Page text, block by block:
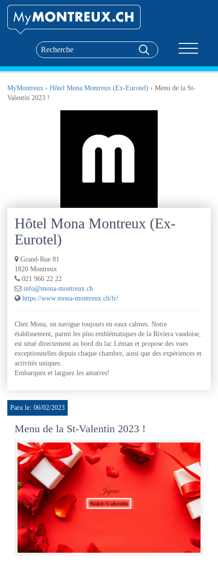
MyMontreux › Hôtel Mona Montreux (Ex-Eurotel) › Menu de la St-
Valentin 2023 !
Hôtel Mona Montreux (Ex-
Eurotel)
Grand-Rue 81
1820 Montreux
021 966 22 22
info@mona-montreux.ch
https://www.mona-montreux.ch/fr/
Chez Mona, on navigue toujours en eaux calmes. Notre
établissement, parmi les plus emblématiques de la Riviera vaudoise,
est situé directement au bord du lac Léman et propose des vues
exceptionnelles depuis chaque chambre, ainsi que des expériences et
activités uniques.
Embarquez et larguez les amarres!
Paru le: 06/02/2023
Menu de la St-Valentin 2023 !